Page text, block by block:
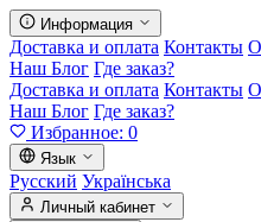
Информация
Доставка и оплата Контакты
Наш Блог Где заказ?
Доставка и оплата Контакты
Наш Блог Где заказ?
Избранное: 0
Язык
Русский Українська
Личный кабинет